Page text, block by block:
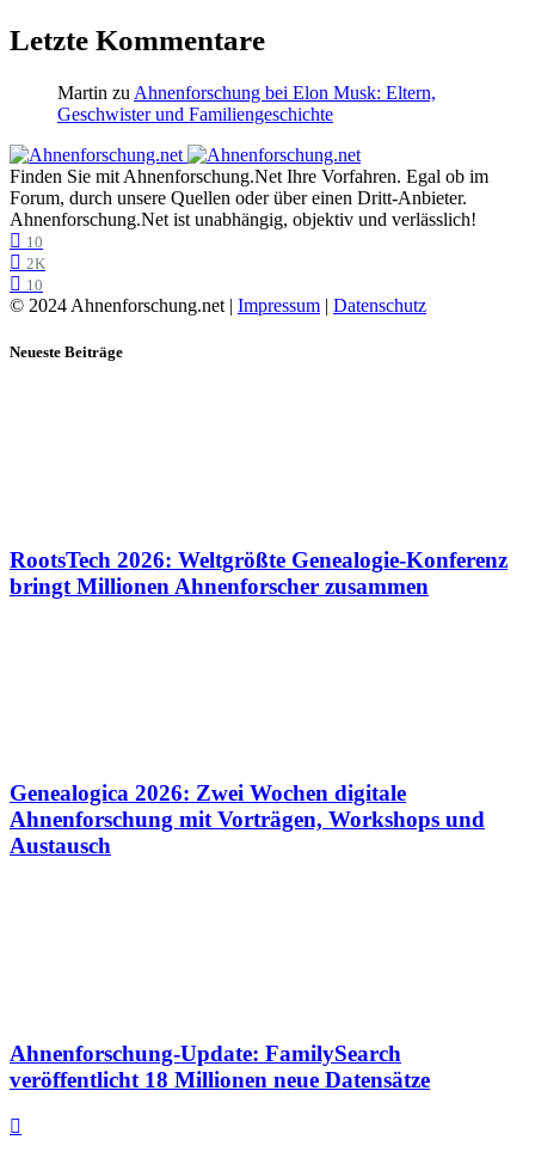
Letzte Kommentare
Martin zu Ahnenforschung bei Elon Musk: Eltern,
Geschwister und Familiengeschichte
Finden Sie mit Ahnenforschung.Net Ihre Vorfahren. Egal ob im
Forum, durch unsere Quellen oder über einen Dritt-Anbieter.
Ahnenforschung.Net ist unabhängig, objektiv und verlässlich!
10
2K
10
© 2024 Ahnenforschung.net | Impressum | Datenschutz
Neueste Beiträge
RootsTech 2026: Weltgrößte Genealogie-Konferenz
bringt Millionen Ahnenforscher zusammen
Genealogica 2026: Zwei Wochen digitale
Ahnenforschung mit Vorträgen, Workshops und
Austausch
Ahnenforschung-Update: FamilySearch
veröffentlicht 18 Millionen neue Datensätze